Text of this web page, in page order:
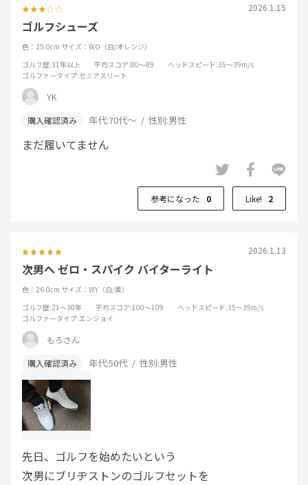
2026.1.15
ゴルフシューズ
色：25.0cm サイズ：WO（白/オレンジ）
ゴルフ歴:31年以上 平均スコア:80～89 ヘッドスピード:35～39m/s
ゴルファータイプ:セミアスリート
YK
年代:70代～ 性別:男性
まだ履いてません
参考になった 0 Like! 2
2026.1.13
次男へ ゼロ・スパイク バイターライト
色：26.0cm サイズ：WY（白/黄）
ゴルフ歴:21～30年 平均スコア:100～109 ヘッドスピード:35～39m/s
ゴルファータイプ:エンジョイ
もろさん
年代:50代 性別:男性
先日、ゴルフを始めたいという
次男にブリヂストンのゴルフセットを